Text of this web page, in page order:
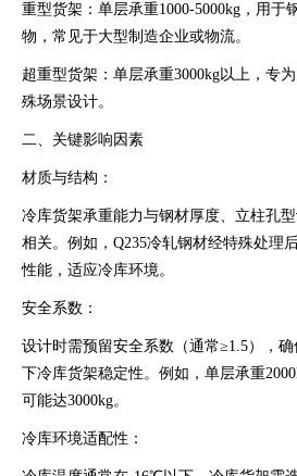
重型货架：单层承重1000-5000kg，用于
物，常见于大型制造企业或物流。
超重型货架：单层承重3000kg以上，专
殊场景设计。
二、关键影响因素
材质与结构：
冷库货架承重能力与钢材厚度、立柱孔
相关。例如，Q235冷轧钢材经特殊处理
性能，适应冷库环境。
安全系数：
设计时需预留安全系数（通常≥1.5），
下冷库货架稳定性。例如，单层承重
可能达3000kg。
冷库环境适配性：